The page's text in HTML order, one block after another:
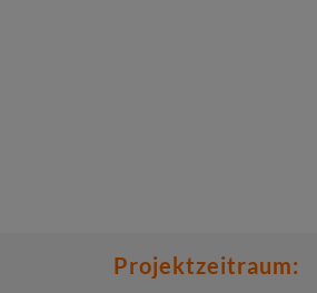
Projektzeitraum: